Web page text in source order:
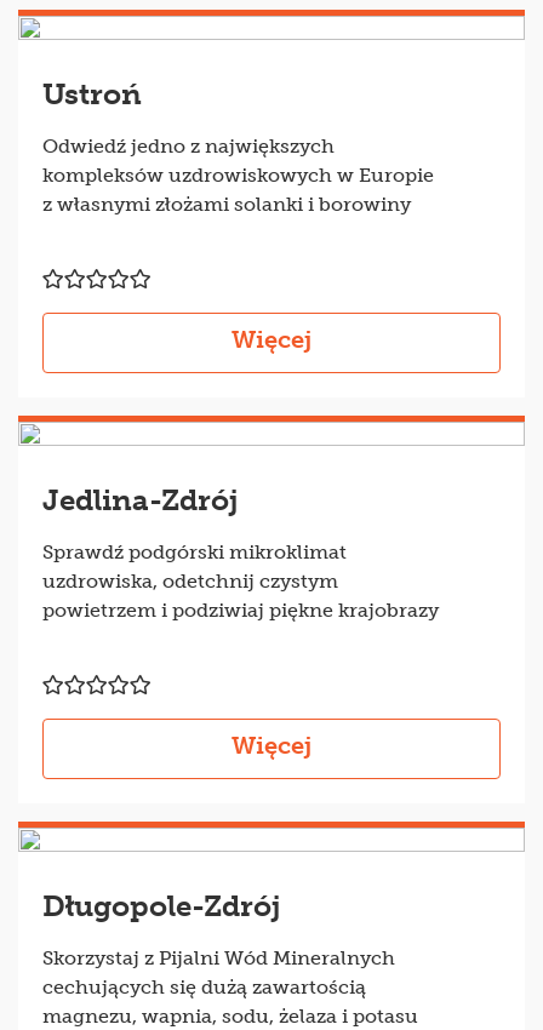
Ustroń
Odwiedź jedno z największych
kompleksów uzdrowiskowych w Europie
z własnymi złożami solanki i borowiny
Więcej
Jedlina-Zdrój
Sprawdź podgórski mikroklimat
uzdrowiska, odetchnij czystym
powietrzem i podziwiaj piękne krajobrazy
Więcej
Długopole-Zdrój
Skorzystaj z Pijalni Wód Mineralnych
cechujących się dużą zawartością
magnezu, wapnia, sodu, żelaza i potasu